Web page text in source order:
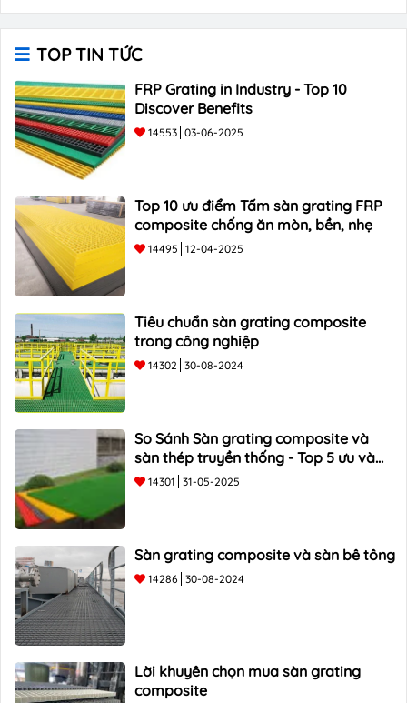
TOP TIN TỨC
FRP Grating in Industry - Top 10
Discover Benefits
14553 03-06-2025
Top 10 ưu điểm Tấm sàn grating FRP
composite chống ăn mòn, bền, nhẹ
14495 12-04-2025
Tiêu chuẩn sàn grating composite
trong công nghiệp
14302 30-08-2024
So Sánh Sàn grating composite và
sàn thép truyền thống - Top 5 ưu và
nhược điểm
14301 31-05-2025
Sàn grating composite và sàn bê tông
14286 30-08-2024
Lời khuyên chọn mua sàn grating
composite